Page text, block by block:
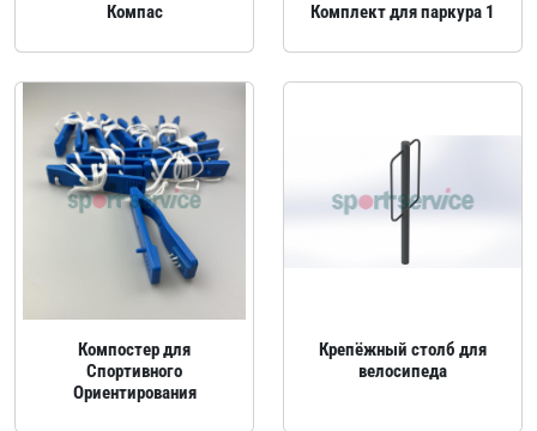
Компас Комплект для паркура 1
Компостер для
Спортивного
Ориентирования
Крепёжный столб для
велосипеда